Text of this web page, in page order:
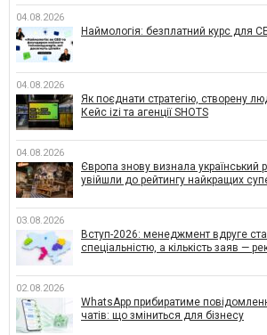
04.08.2026
Наймологія: безплатний курс для
04.08.2026
Як поєднати стратегію, створену
Кейс izi та агенції SHOTS
04.08.2026
Європа знову визнала український
увійшли до рейтингу найкращих
03.08.2026
Вступ-2026: менеджмент вдруге
спеціальністю, а кількість заяв —
02.08.2026
WhatsApp прибиратиме
чатів: що зміниться для бізнесу